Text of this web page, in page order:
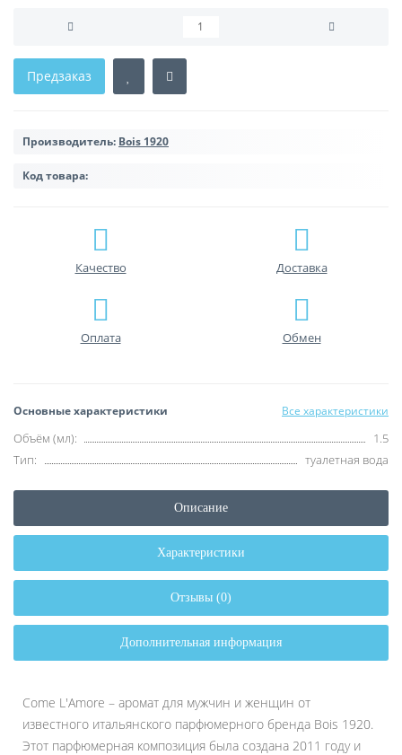
Предзаказ
Производитель: Bois 1920
Код товара:
Качество Доставка
Оплата Обмен
Основные характеристики Все характеристики
Объём (мл):
1.5
Тип:
туалетная вода
Описание
Характеристики
Отзывы (0)
Дополнительная информация
Come L'Amore – аромат для мужчин и женщин от
известного итальянского парфюмерного бренда Bois 1920.
Этот парфюмерная композиция была создана 2011 году и